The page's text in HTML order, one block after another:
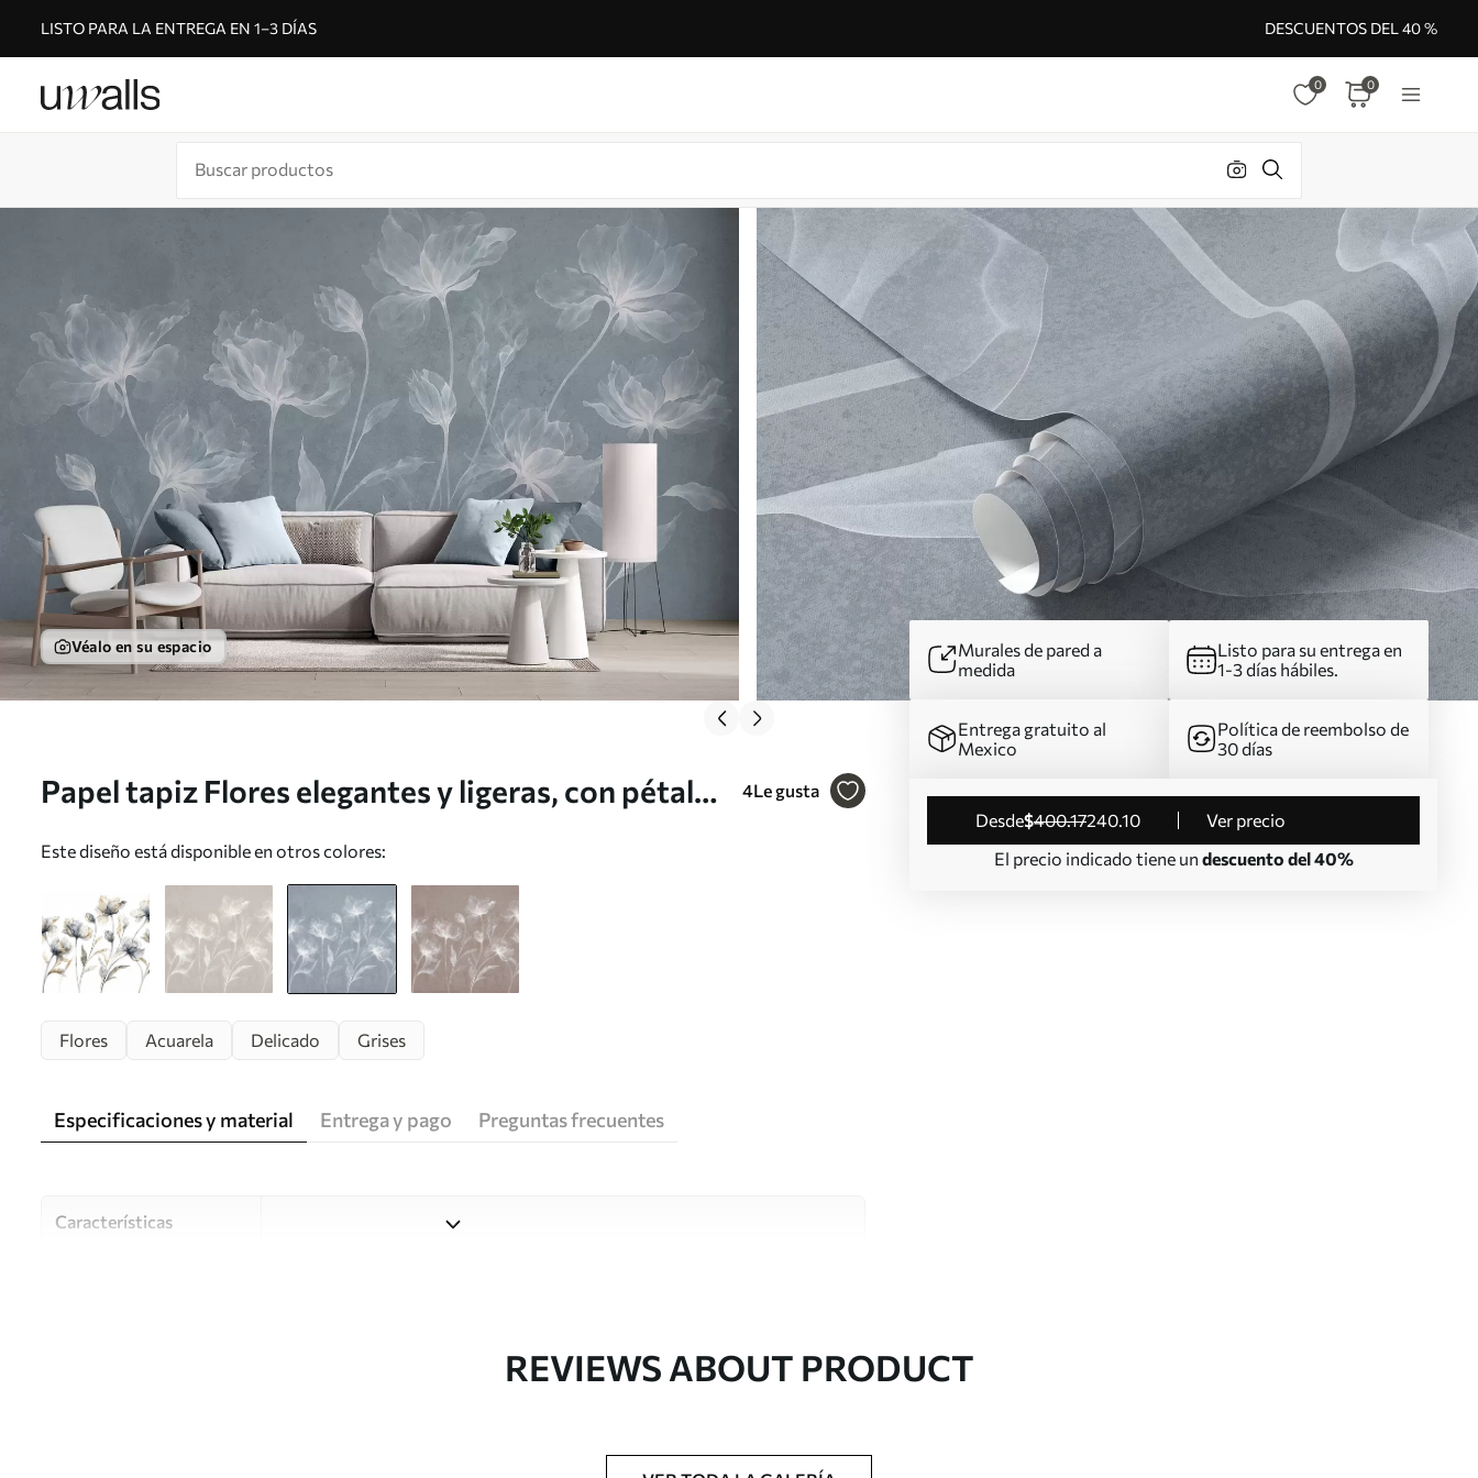
LISTO PARA LA ENTREGA EN 1–3 DÍAS DESCUENTOS DEL 40 %
0 0
Véalo en su espacio
Papel tapiz Flores elegantes y ligeras, con pétalos
Nr. w05579v2
4Le gusta
Este diseño está disponible en otros colores:
Murales de pared a
medida
Listo para su entrega en
1-3 días hábiles.
Entrega gratuito al
Mexico
Política de reembolso de
30 días
desde$400.17240.10
Ver precio
El precio indicado tiene un descuento del 40%
Flores Acuarela Delicado Grises
Especificaciones y material Entrega y pago Preguntas frecuentes
Características
REVIEWS ABOUT PRODUCT